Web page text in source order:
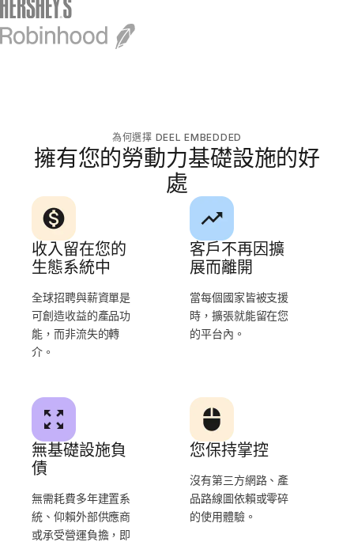
為何選擇 DEEL EMBEDDED
擁有您的勞動力基礎設施的好
處
收入留在您的
生態系統中
全球招聘與薪資單是
可創造收益的產品功
能，而非流失的轉
介。
客戶不再因擴
展而離開
當每個國家皆被支援
時，擴張就能留在您
的平台內。
無基礎設施負
債
無需耗費多年建置系
統、仰賴外部供應商
或承受營運負擔，即
您保持掌控
沒有第三方網路、產
品路線圖依賴或零碎
的使用體驗。